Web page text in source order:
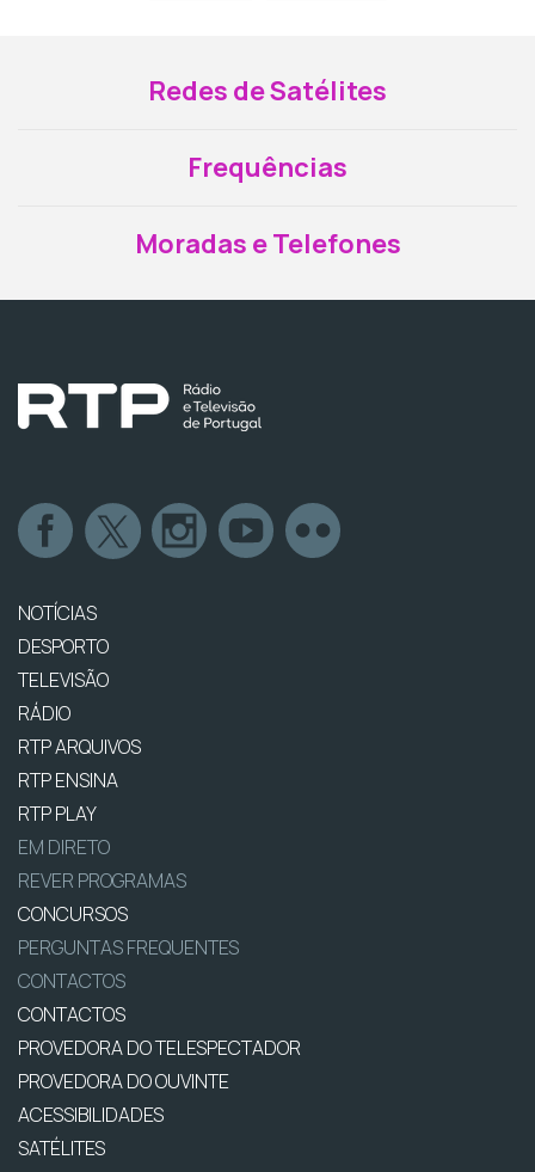
Redes de Satélites
Frequências
Moradas e Telefones
NOTÍCIAS
DESPORTO
TELEVISÃO
RÁDIO
RTP ARQUIVOS
RTP ENSINA
RTP PLAY
EM DIRETO
REVER PROGRAMAS
CONCURSOS
PERGUNTAS FREQUENTES
CONTACTOS
CONTACTOS
PROVEDORA DO TELESPECTADOR
PROVEDORA DO OUVINTE
ACESSIBILIDADES
SATÉLITES